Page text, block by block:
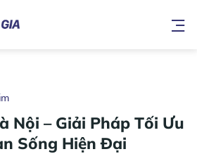
Nội – Giải Pháp Tối Ưu
Sống Hiện Đại